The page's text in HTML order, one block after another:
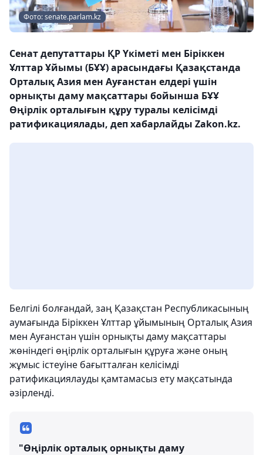
Фото: senate.parlam.kz
Сенат депутаттары ҚР Үкіметі мен Біріккен
Ұлттар Ұйымы (БҰҰ) арасындағы Қазақстанда
Орталық Азия мен Ауғанстан елдері үшін
орнықты даму мақсаттары бойынша БҰҰ
Өңірлік орталығын құру туралы келісімді
ратификациялады, деп хабарлайды Zakon.kz.
Белгілі болғандай, заң Қазақстан Республикасының
аумағында Біріккен Ұлттар ұйымының Орталық Азия
мен Ауғанстан үшін орнықты даму мақсаттары
жөніндегі өңірлік орталығын құруға және оның
жұмыс істеуіне бағытталған келісімді
ратификациялауды қамтамасыз ету мақсатында
әзірленді.
"Өңірлік орталық орнықты даму